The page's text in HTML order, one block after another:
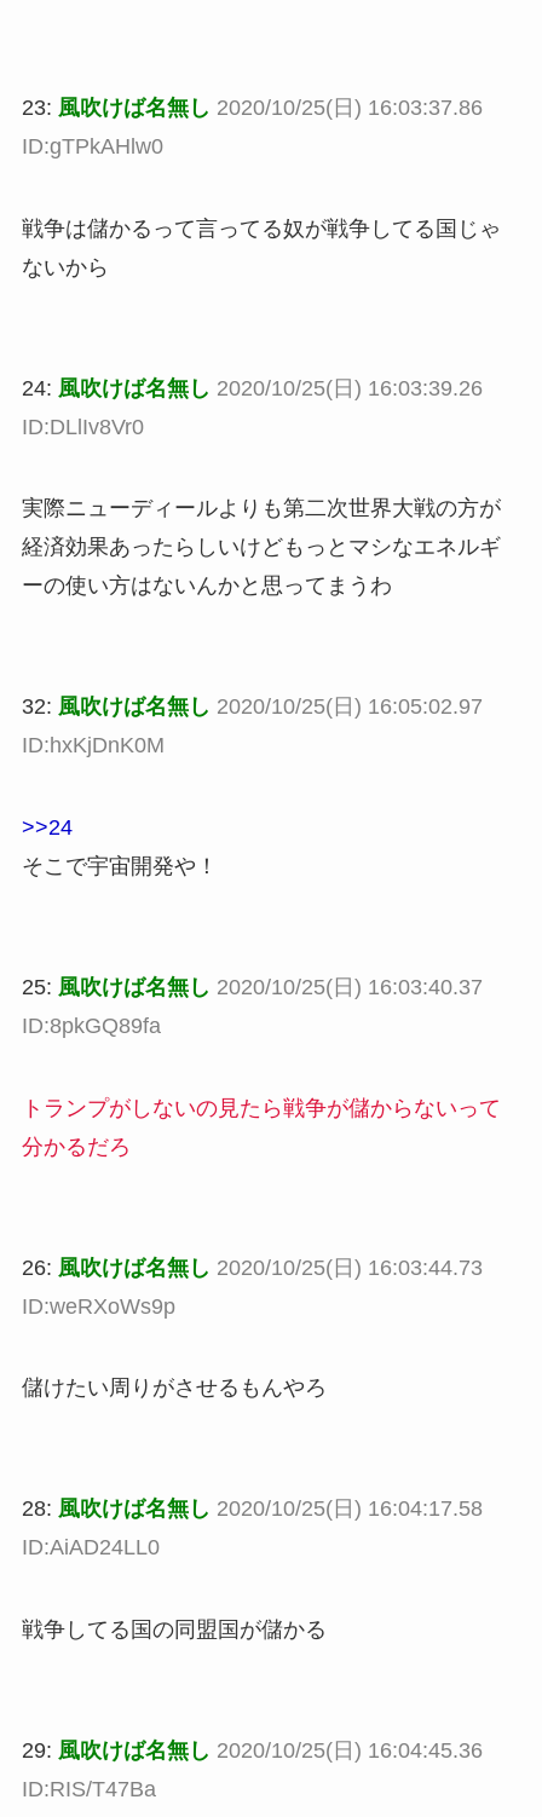
23: 風吹けば名無し 2020/10/25(日) 16:03:37.86
ID:gTPkAHlw0
戦争は儲かるって言ってる奴が戦争してる国じゃ
ないから
24: 風吹けば名無し 2020/10/25(日) 16:03:39.26
ID:DLlIv8Vr0
実際ニューディールよりも第二次世界大戦の方が
経済効果あったらしいけどもっとマシなエネルギ
ーの使い方はないんかと思ってまうわ
32: 風吹けば名無し 2020/10/25(日) 16:05:02.97
ID:hxKjDnK0M
>>24
そこで宇宙開発や！
25: 風吹けば名無し 2020/10/25(日) 16:03:40.37
ID:8pkGQ89fa
トランプがしないの見たら戦争が儲からないって
分かるだろ
26: 風吹けば名無し 2020/10/25(日) 16:03:44.73
ID:weRXoWs9p
儲けたい周りがさせるもんやろ
28: 風吹けば名無し 2020/10/25(日) 16:04:17.58
ID:AiAD24LL0
戦争してる国の同盟国が儲かる
29: 風吹けば名無し 2020/10/25(日) 16:04:45.36
ID:RIS/T47Ba